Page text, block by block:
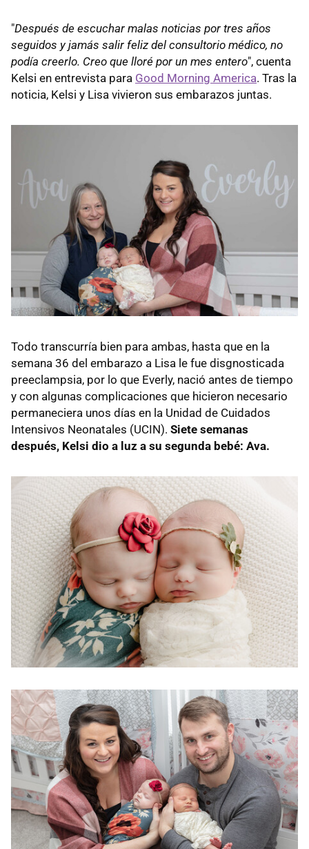
"Después de escuchar malas noticias por tres años
seguidos y jamás salir feliz del consultorio médico, no
podía creerlo. Creo que lloré por un mes entero", cuenta
Kelsi en entrevista para Good Morning America. Tras la
noticia, Kelsi y Lisa vivieron sus embarazos juntas.
Todo transcurría bien para ambas, hasta que en la
semana 36 del embarazo a Lisa le fue disgnosticada
preeclampsia, por lo que Everly, nació antes de tiempo
y con algunas complicaciones que hicieron necesario
permaneciera unos días en la Unidad de Cuidados
Intensivos Neonatales (UCIN). Siete semanas
después, Kelsi dio a luz a su segunda bebé: Ava.